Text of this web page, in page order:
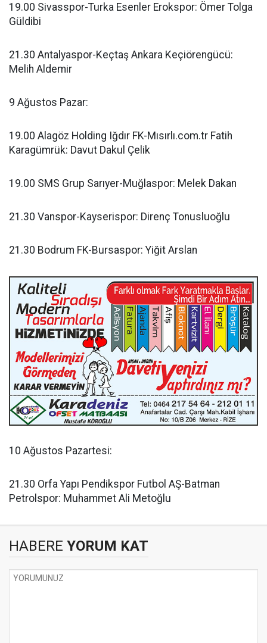
19.00 Sivasspor-Turka Esenler Erokspor: Ömer Tolga
Güldibi
21.30 Antalyaspor-Keçtaş Ankara Keçiörengücü:
Melih Aldemir
9 Ağustos Pazar:
19.00 Alagöz Holding Iğdır FK-Mısırlı.com.tr Fatih
Karagümrük: Davut Dakul Çelik
19.00 SMS Grup Sarıyer-Muğlaspor: Melek Dakan
21.30 Vanspor-Kayserispor: Direnç Tonusluoğlu
21.30 Bodrum FK-Bursaspor: Yiğit Arslan
10 Ağustos Pazartesi:
21.30 Orfa Yapı Pendikspor Futbol AŞ-Batman
Petrolspor: Muhammet Ali Metoğlu
HABERE YORUM KAT